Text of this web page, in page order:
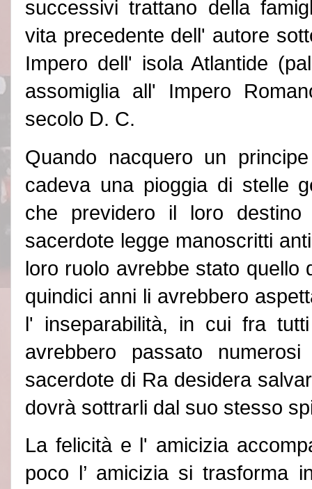
successivi trattano della
vita precedente dell' autore
Impero dell' isola Atlantide
assomiglia all' Impero
secolo D. C.
Quando nacquero un
cadeva una pioggia di stelle
che previdero il loro
sacerdote legge manoscritti
loro ruolo avrebbe stato quello
quindici anni li avrebbero
l' inseparabilità, in cui fra
avrebbero passato
sacerdote di Ra desidera
dovrà sottrarli dal suo stesso
La felicità e l ' amicizia
poco l’ amicizia si trasforma